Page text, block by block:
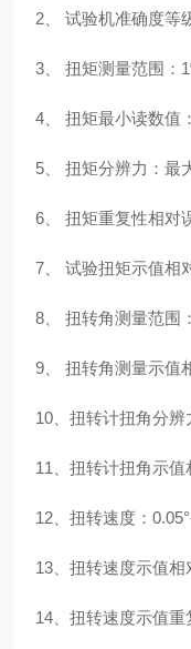
2、 试验机准确度等
3、 扭矩测量范围：
4、 扭矩最小读数值
5、 扭矩分辨力：最
6、 扭矩重复性相对
7、 试验扭矩示值相
8、 扭转角测量范围
9、 扭转角测量示值
10、扭转计扭角分辨
11、扭转计扭角示值
12、扭转速度：
13、扭转速度示值相
14、扭转速度示值